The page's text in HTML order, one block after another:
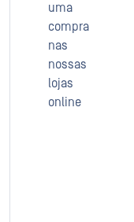
uma
compra
nas
nossas
lojas
online